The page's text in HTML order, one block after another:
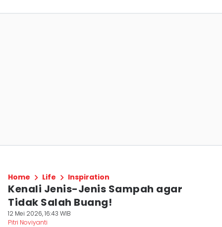
Home Life Inspiration
Kenali Jenis-Jenis Sampah agar
Tidak Salah Buang!
12 Mei 2026, 16:43 WIB
Pitri Noviyanti